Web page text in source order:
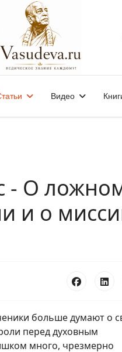
Видео
- О
и о
больше думают о
перед духовным
много, чрезмерно